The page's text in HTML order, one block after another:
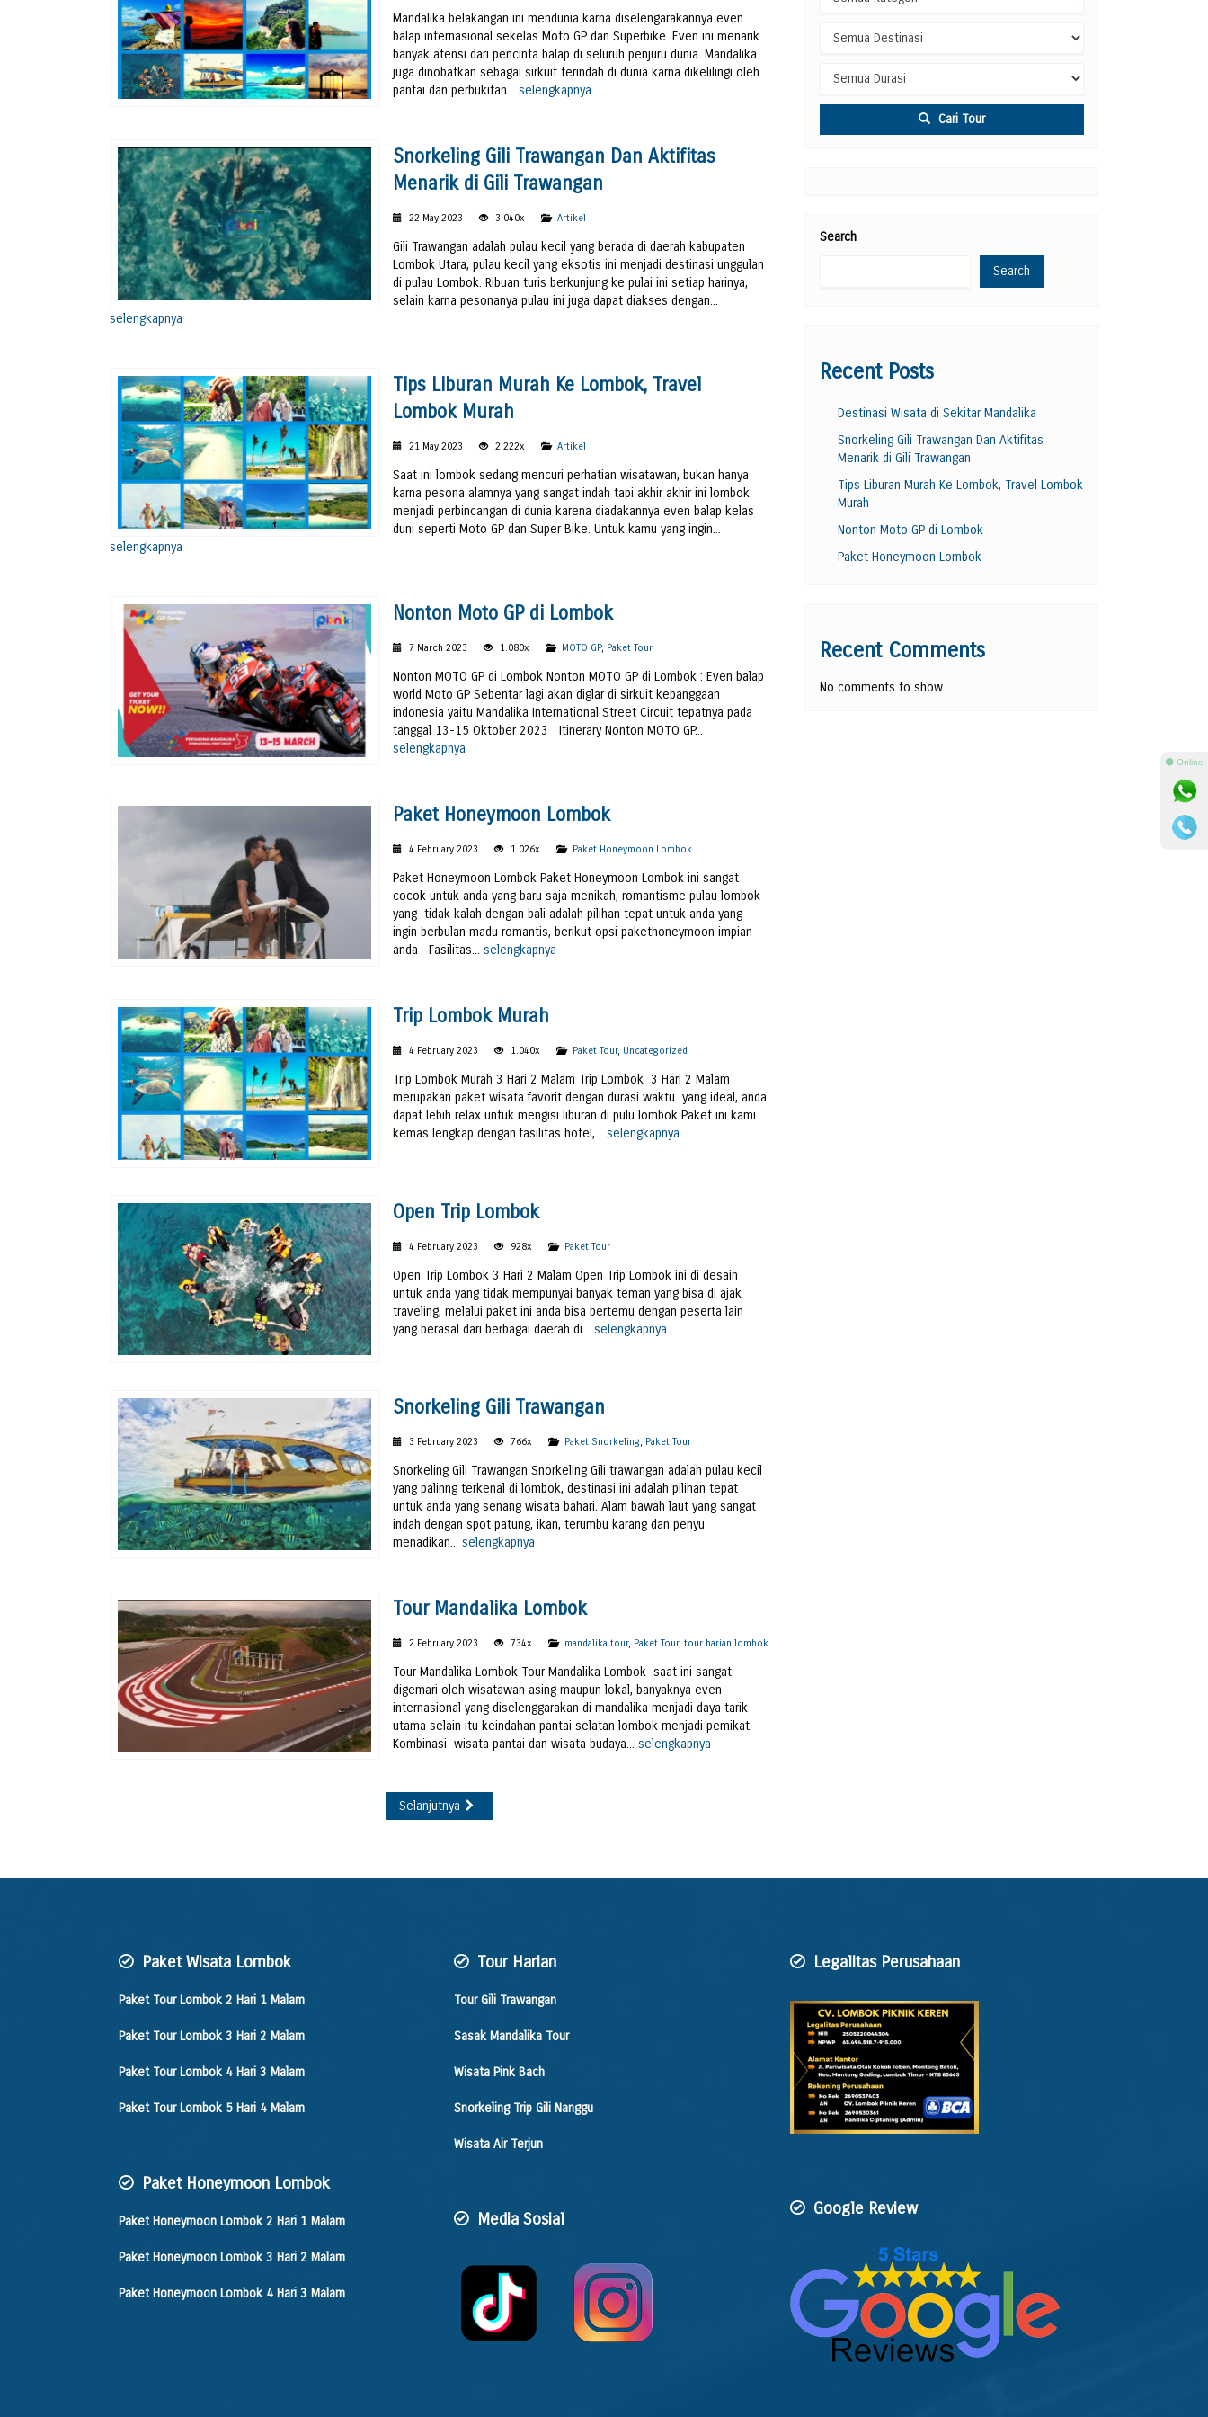
Mandalika belakangan ini mendunia karna diselengarakannya even
balap internasional sekelas Moto GP dan Superbike. Even ini menarik
banyak atensi dari pencinta balap di seluruh penjuru dunia. Mandalika
juga dinobatkan sebagai sirkuit terindah di dunia karna dikelilingi oleh
pantai dan perbukitan... selengkapnya
Snorkeling Gili Trawangan Dan Aktifitas
Menarik di Gili Trawangan
22 May 2023 3.040x Artikel
Gili Trawangan adalah pulau kecil yang berada di daerah kabupaten
Lombok Utara, pulau kecil yang eksotis ini menjadi destinasi unggulan
di pulau Lombok. Ribuan turis berkunjung ke pulai ini setiap harinya,
selain karna pesonanya pulau ini juga dapat diakses dengan...
selengkapnya
Tips Liburan Murah Ke Lombok, Travel
Lombok Murah
21 May 2023 2.222x Artikel
Saat ini lombok sedang mencuri perhatian wisatawan, bukan hanya
karna pesona alamnya yang sangat indah tapi akhir akhir ini lombok
menjadi perbincangan di dunia karena diadakannya even balap kelas
duni seperti Moto GP dan Super Bike. Untuk kamu yang ingin...
selengkapnya
Nonton Moto GP di Lombok
7 March 2023 1.080x MOTO GP, Paket Tour
Nonton MOTO GP di Lombok Nonton MOTO GP di Lombok : Even balap
world Moto GP Sebentar lagi akan diglar di sirkuit kebanggaan
indonesia yaitu Mandalika International Street Circuit tepatnya pada
tanggal 13-15 Oktober 2023 Itinerary Nonton MOTO GP...
selengkapnya
Paket Honeymoon Lombok
4 February 2023 1.026x Paket Honeymoon Lombok
Paket Honeymoon Lombok Paket Honeymoon Lombok ini sangat
cocok untuk anda yang baru saja menikah, romantisme pulau lombok
yang tidak kalah dengan bali adalah pilihan tepat untuk anda yang
ingin berbulan madu romantis, berikut opsi pakethoneymoon impian
anda Fasilitas... selengkapnya
Trip Lombok Murah
4 February 2023 1.040x Paket Tour, Uncategorized
Trip Lombok Murah 3 Hari 2 Malam Trip Lombok 3 Hari 2 Malam
merupakan paket wisata favorit dengan durasi waktu yang ideal, anda
dapat lebih relax untuk mengisi liburan di pulu lombok Paket ini kami
kemas lengkap dengan fasilitas hotel,... selengkapnya
Open Trip Lombok
4 February 2023 928x Paket Tour
Open Trip Lombok 3 Hari 2 Malam Open Trip Lombok ini di desain
untuk anda yang tidak mempunyai banyak teman yang bisa di ajak
traveling, melalui paket ini anda bisa bertemu dengan peserta lain
yang berasal dari berbagai daerah di... selengkapnya
Snorkeling Gili Trawangan
3 February 2023 766x Paket Snorkeling, Paket Tour
Snorkeling Gili Trawangan Snorkeling Gili trawangan adalah pulau kecil
yang palinng terkenal di lombok, destinasi ini adalah pilihan tepat
untuk anda yang senang wisata bahari. Alam bawah laut yang sangat
indah dengan spot patung, ikan, terumbu karang dan penyu
menadikan... selengkapnya
Tour Mandalika Lombok
2 February 2023 734x mandalika tour, Paket Tour, tour harian lombok
Tour Mandalika Lombok Tour Mandalika Lombok saat ini sangat
digemari oleh wisatawan asing maupun lokal, banyaknya even
internasional yang diselenggarakan di mandalika menjadi daya tarik
utama selain itu keindahan pantai selatan lombok menjadi pemikat.
Kombinasi wisata pantai dan wisata budaya... selengkapnya
Selanjutnya
Cari Tour
Search
Search
Recent Posts
Destinasi Wisata di Sekitar Mandalika
Snorkeling Gili Trawangan Dan Aktifitas
Menarik di Gili Trawangan
Tips Liburan Murah Ke Lombok, Travel Lombok
Murah
Nonton Moto GP di Lombok
Paket Honeymoon Lombok
Recent Comments
No comments to show.
Paket Wisata Lombok
Paket Tour Lombok 2 Hari 1 Malam
Paket Tour Lombok 3 Hari 2 Malam
Paket Tour Lombok 4 Hari 3 Malam
Paket Tour Lombok 5 Hari 4 Malam
Paket Honeymoon Lombok
Paket Honeymoon Lombok 2 Hari 1 Malam
Paket Honeymoon Lombok 3 Hari 2 Malam
Paket Honeymoon Lombok 4 Hari 3 Malam
Tour Harian
Tour Gili Trawangan
Sasak Mandalika Tour
Wisata Pink Bach
Snorkeling Trip Gili Nanggu
Wisata Air Terjun
Media Sosial
Legalitas Perusahaan
Google Review
⚫ Online